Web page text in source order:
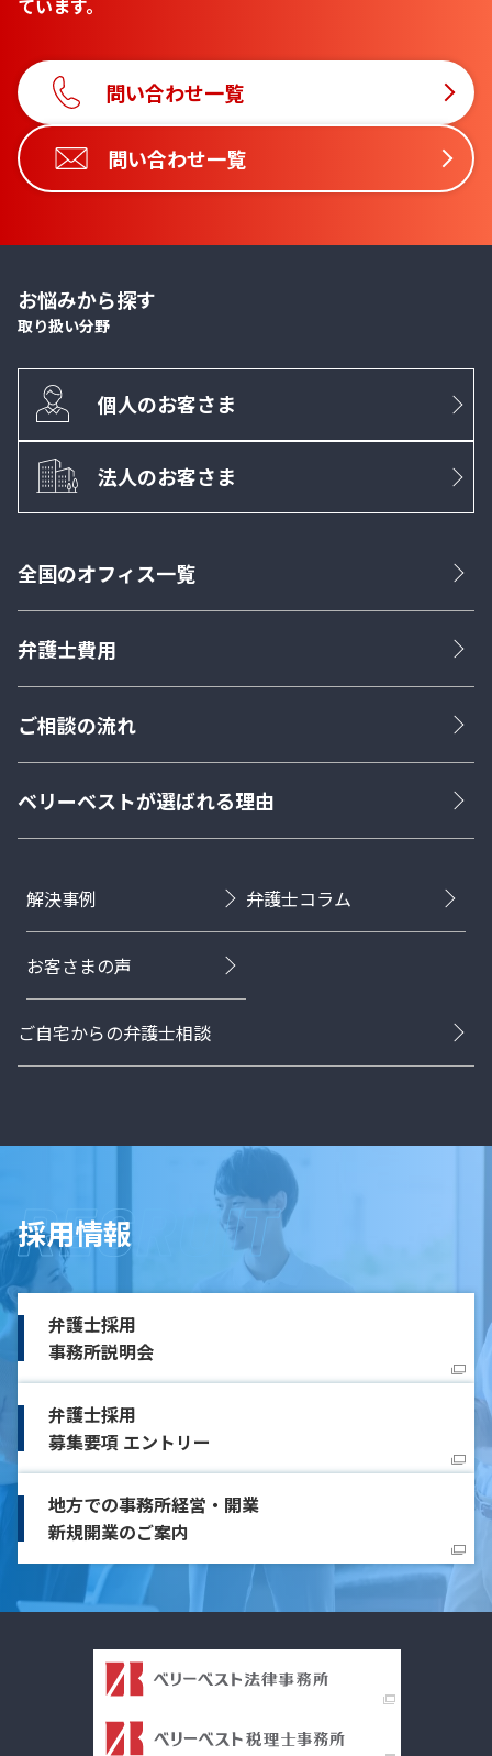
ています。
問い合わせ一覧
問い合わせ一覧
お悩みから探す
取り扱い分野
個人のお客さま
法人のお客さま
全国のオフィス一覧
弁護士費用
ご相談の流れ
ベリーベストが選ばれる理由
解決事例 弁護士コラム
お客さまの声
ご自宅からの弁護士相談
採用情報
弁護士採用
事務所説明会
弁護士採用
募集要項 エントリー
地方での事務所経営・開業
新規開業のご案内